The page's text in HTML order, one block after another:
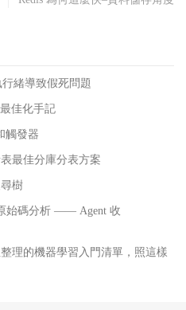
緒導致假死問題
佳化手記
觸發器
最佳分庫分表方案
樹
始碼分析 —— Agent 收
理的機器學習入門清單，照這樣